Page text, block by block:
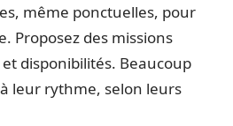
même ponctuelles, pour
Proposez des missions
disponibilités. Beaucoup
leur rythme, selon leurs